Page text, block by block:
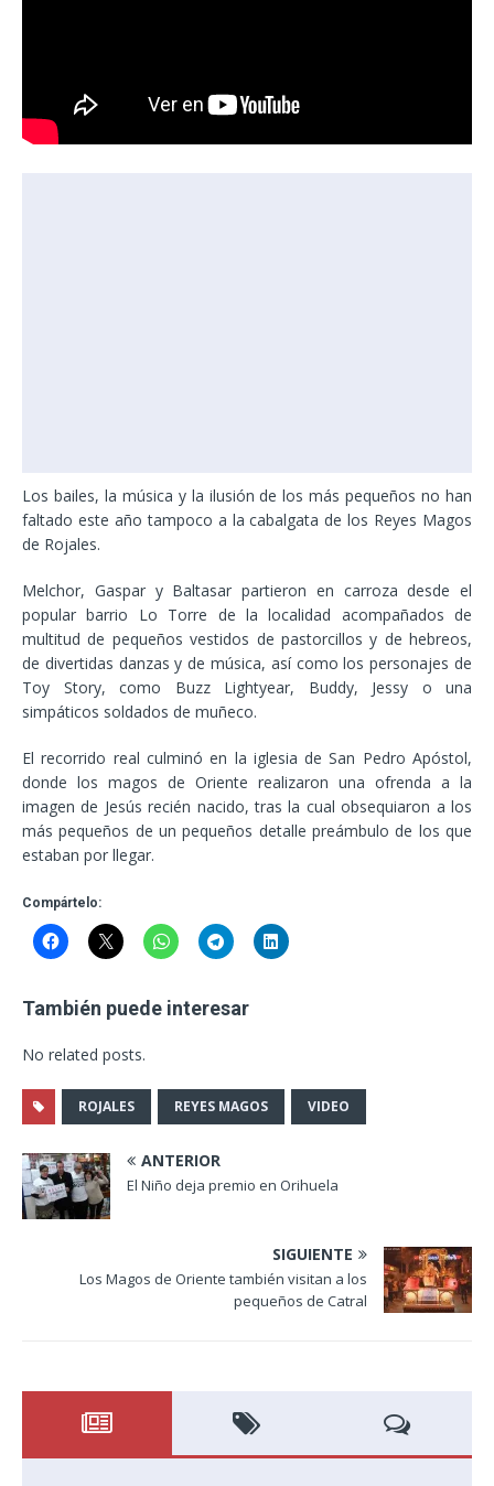
Los bailes, la música y la ilusión de los más pequeños no han
faltado este año tampoco a la cabalgata de los Reyes Magos
de Rojales.
Melchor, Gaspar y Baltasar partieron en carroza desde el
popular barrio Lo Torre de la localidad acompañados de
multitud de pequeños vestidos de pastorcillos y de hebreos,
de divertidas danzas y de música, así como los personajes de
Toy Story, como Buzz Lightyear, Buddy, Jessy o una
simpáticos soldados de muñeco.
El recorrido real culminó en la iglesia de San Pedro Apóstol,
donde los magos de Oriente realizaron una ofrenda a la
imagen de Jesús recién nacido, tras la cual obsequiaron a los
más pequeños de un pequeños detalle preámbulo de los que
estaban por llegar.
Compártelo:
También puede interesar
No related posts.
ROJALES REYES MAGOS VIDEO
ANTERIOR
El Niño deja premio en Orihuela
SIGUIENTE
Los Magos de Oriente también visitan a los
pequeños de Catral